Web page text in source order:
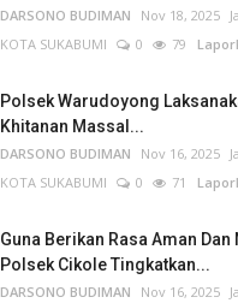
DARSONO BUDIMAN Nov 18, 2025
KOTA SUKABUMI
0 79
Polsek Warudoyong
Khitanan Massal...
DARSONO BUDIMAN Nov 16, 2025
KOTA SUKABUMI
0 71
Guna Berikan Rasa Aman Dan
Polsek Cikole Tingkatkan...
DARSONO BUDIMAN Nov 16, 2025